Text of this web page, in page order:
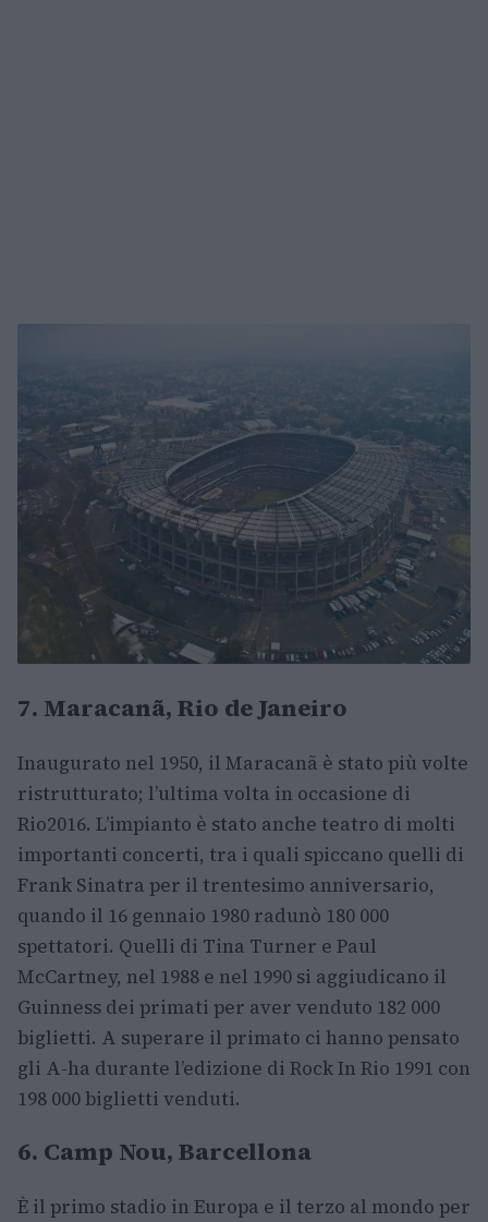
7. Maracanã, Rio de Janeiro
Inaugurato nel 1950, il Maracanã è stato più volte
ristrutturato; l’ultima volta in occasione di
Rio2016. L’impianto è stato anche teatro di molti
importanti concerti, tra i quali spiccano quelli di
Frank Sinatra per il trentesimo anniversario,
quando il 16 gennaio 1980 radunò 180 000
spettatori. Quelli di Tina Turner e Paul
McCartney, nel 1988 e nel 1990 si aggiudicano il
Guinness dei primati per aver venduto 182 000
biglietti. A superare il primato ci hanno pensato
gli A-ha durante l’edizione di Rock In Rio 1991 con
198 000 biglietti venduti.
6. Camp Nou, Barcellona
È il primo stadio in Europa e il terzo al mondo per